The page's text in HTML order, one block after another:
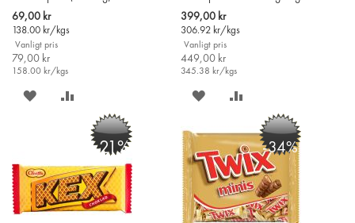
Special
Price
69,00 kr
138.00 kr/kgs
Vanligt pris
79,00 kr
158.00 kr/kgs
i
varukorgen
SPARA
ÖNSKELISTAN
JÄMFÖR
x 35 st
Special
Price
399,00 kr
306.92 kr/kgs
Vanligt pris
449,00 kr
345.38 kr/kgs
varukorgen
SPARA
ÖNSKELISTAN
JÄMFÖR
-21% -34%